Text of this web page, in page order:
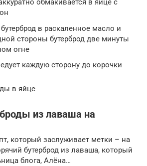
обмакивается в яйце с
в раскаленное масло и
стороны бутерброд две минуты
огне
каждую сторону до корочки
в яйце
из лаваша на
который заслуживает метки – на
бутерброд из лаваша, который
блога, Алёна…